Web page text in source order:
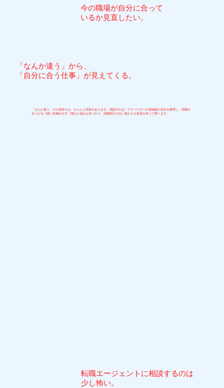
「なんか違う」その気持ちは、ちゃんと意味があります。相談すれば、アドバイザーが価値観や志向を整理し、現職が
合うかを一緒に見極めます。隠れた強みも見つかり、現職続行か次へ進むかを自信を持って選べます。
「なんか違う」から、
「自分に合う仕事」 が見えてくる。
​今の職場が自分に合って
いるか見直したい。
​転職エージェントに相談するのは
少し怖い。